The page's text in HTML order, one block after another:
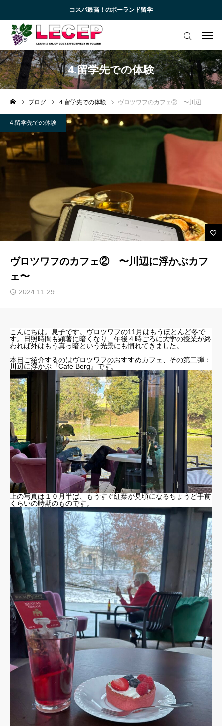
コスパ最高！のポーランド留学
4.留学先での体験
ブログ 4.留学先での体験 ヴロツワフのカフェ② 〜川辺に浮かぶカフェ〜
4.留学先での体験
ヴロツワフのカフェ② 〜川辺に浮かぶカフ
ェ〜
2024.11.29
こんにちは。息子です。ヴロツワフの11月はもうほとんど冬で
す。日照時間も顕著に暗くなり、午後４時ごろに大学の授業が終
われば外はもう真っ暗という光景にも慣れてきました。
本日ご紹介するのはヴロツワフのおすすめカフェ、その第二弾：
川辺に浮かぶ『Cafe Berg』です。
上の写真は１０月半ば、もうすぐ紅葉が見頃になるちょうど手前
くらいの時期のものです。
ログイン
アカデミック英語トレーニング
無料会員向けコンテンツと受講生向けサイト
ブログ 一覧
受講生様専用サイト
お問い合わせ
よくあるご質問 (FAQ)
ルセップについて
アカデミック英語トレーニング
無料会員向けコンテンツと受講生向けサイト
受講生様専用サイト
お問い合わせ フォーム
よくある ご質問（FAQ）
お知らせ
プライバシーポリシー